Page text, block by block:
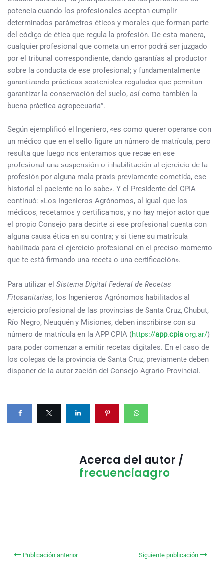
potencia cuando los profesionales aceptan cumplir
determinados parámetros éticos y morales que forman parte
del código de ética que regula la profesión. De esta manera,
cualquier profesional que cometa un error podrá ser juzgado
por el tribunal correspondiente, dando garantías al productor
sobre la conducta de ese profesional; y fundamentalmente
garantizando prácticas sostenibles reguladas que permitan
garantizar la conservación del suelo, así como también la
buena práctica agropecuaria”.
Según ejemplificó el Ingeniero, «es como querer operarse con
un médico que en el sello figure un número de matrícula, pero
resulta que luego nos enteramos que recae en ese
profesional una suspensión o inhabilitación al ejercicio de la
profesión por alguna mala praxis previamente cometida, ese
historial el paciente no lo sabe». Y el Presidente del CPIA
continuó: «Los Ingenieros Agrónomos, al igual que los
médicos, recetamos y certificamos, y no hay mejor actor que
el propio Consejo para decirte si ese profesional cuenta con
alguna causa ética en su contra; y si tiene su matrícula
habilitada para el ejercicio profesional en el preciso momento
que te está firmando una receta o una certificación».
Para utilizar el Sistema Digital Federal de Recetas
Fitosanitarias, los Ingenieros Agrónomos habilitados al
ejercicio profesional de las provincias de Santa Cruz, Chubut,
Río Negro, Neuquén y Misiones, deben inscribirse con su
número de matrícula en la APP CPIA (https://app.cpia.org.ar/)
para poder comenzar a emitir recetas digitales. En el caso de
los colegas de la provincia de Santa Cruz, previamente deben
disponer de la autorización del Consejo Agrario Provincial.
Acerca del autor /
frecuenciaagro
Publicación anterior Siguiente publicación